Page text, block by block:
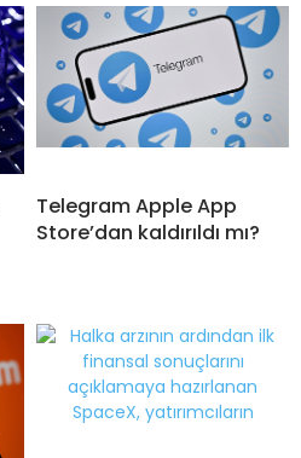
Telegram Apple App
Store’dan kaldırıldı mı?